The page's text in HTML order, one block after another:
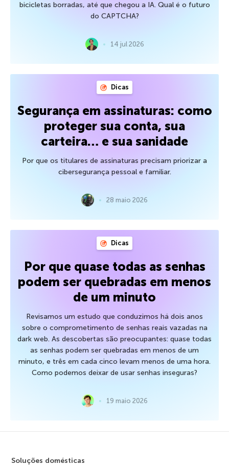
bicicletas borradas, até que chegou a IA. Qual é o futuro
do CAPTCHA?
14 jul 2026
Dicas
Segurança em assinaturas: como
proteger sua conta, sua
carteira… e sua sanidade
Por que os titulares de assinaturas precisam priorizar a
cibersegurança pessoal e familiar.
28 maio 2026
Dicas
Por que quase todas as senhas
podem ser quebradas em menos
de um minuto
Revisamos um estudo que conduzimos há dois anos
sobre o comprometimento de senhas reais vazadas na
dark web. As descobertas são preocupantes: quase todas
as senhas podem ser quebradas em menos de um
minuto, e três em cada cinco levam menos de uma hora.
Como podemos deixar de usar senhas inseguras?
19 maio 2026
Soluções domésticas